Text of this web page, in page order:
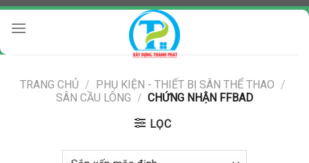
Chuyển
đến
nội
TRANG CHỦ / PHỤ KIỆN - THIẾT BỊ SÂN THỂ THAO /
SÂN CẦU LÔNG / CHỨNG NHẬN FFBAD
LỌC